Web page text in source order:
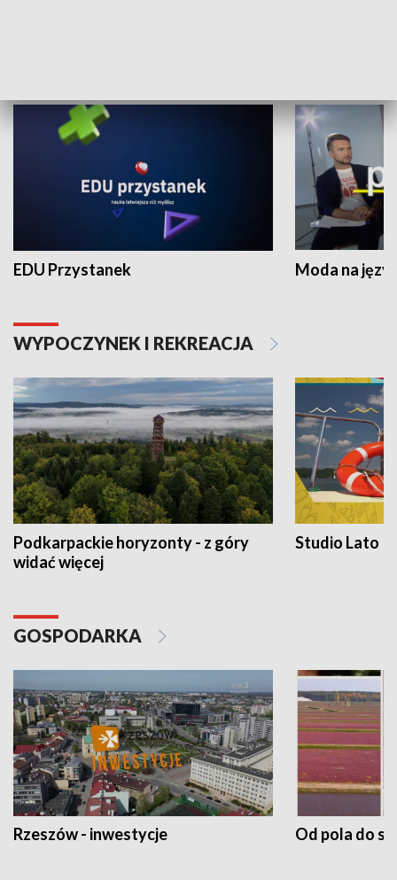
EDU Przystanek Moda na
WYPOCZYNEK I REKREACJA
Podkarpackie horyzonty - z góry
widać więcej
Studio Lato
GOSPODARKA
Rzeszów - inwestycje Od pola do